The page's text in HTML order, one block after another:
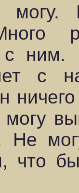
с
с
Не
что